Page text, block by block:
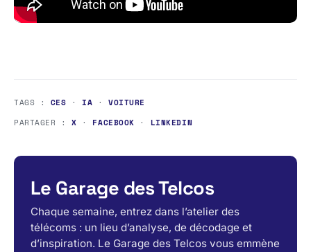
TAGS : CES ·IA ·VOITURE
PARTAGER :X · FACEBOOK · LINKEDIN
Le Garage des Telcos
Chaque semaine, entrez dans l’atelier des
télécoms : un lieu d’analyse, de décodage et
d’inspiration. Le Garage des Telcos vous emmène